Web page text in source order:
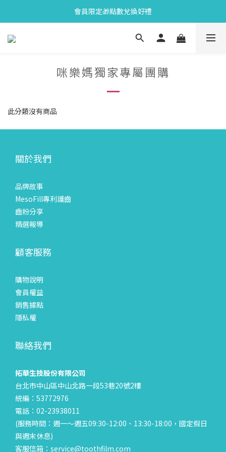
會員限定🎁點數兌換好禮
會員限定🎁點數兌換好禮
全新上市🫧變色牙膏加碼送好禮
咪樂媽獨家專屬團購
此分類沒有商品
關於我們
品牌故事
MesoFill專利護齒
齒粉分享
精選報導
顧客服務
購物說明
會員權益
銷售據點
隱私權
聯絡我們
拓華生技股份有限公司
台北市中山區中山北路一段53巷20號2樓
統編：53772976
電話：02-23938011
(服務時間：週一～週五09:30-12:00、13:30-18:00，國定假日
與週末休息)
客服信箱：service@toothfilm.com